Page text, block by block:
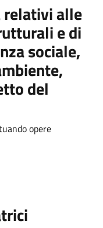
alle
e di
sociale,
del
opere